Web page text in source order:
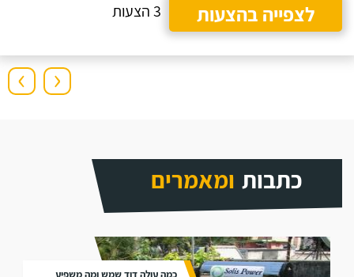
לצפייה בהצעות
3 הצעות
› ‹
כתבות ומאמרים
כמה עולה דוד שמש ומה משפיע